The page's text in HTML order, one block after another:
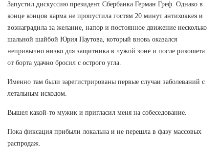
Запустил дискуссию президент Сбербанка Герман Греф. Однако в
конце концов карма не пропустила гостям 20 минут антихоккея и
вознаградила за желание, напор и постоянное движение несколько
шальной шайбой Юрия Паутова, который вновь оказался
непривычно низко для защитника в чужой зоне и после рикошета
от борта удачно бросил с острого угла.
Именно там были зарегистрированы первые случаи заболеваний с
летальным исходом.
Вышел какой-то мужик и пригласил меня на собеседование.
Пока фиксация прибыли локальна и не перешла в фазу массовых
распродаж.